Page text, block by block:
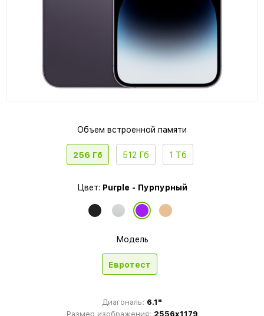
Объем встроенной памяти
256 Гб 512 Гб 1 Тб
Цвет: Purple - Пурпурный
Модель
Евротест
Диагональ: 6.1"
Размер изображения: 2556x1179